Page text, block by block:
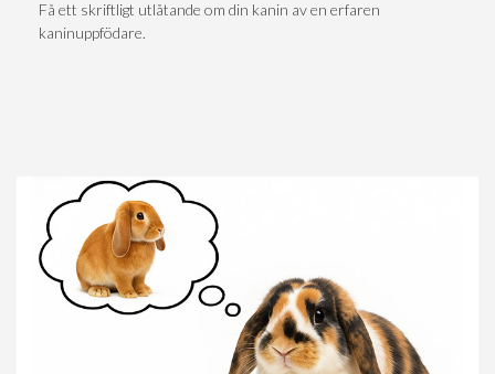
Få ett skriftligt utlåtande om din kanin av en erfaren
kaninuppfödare.